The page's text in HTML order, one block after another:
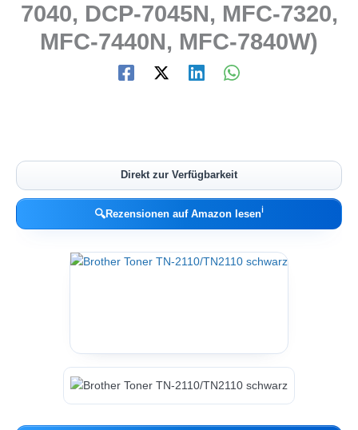
7040, DCP-7045N, MFC-7320,
MFC-7440N, MFC-7840W)
Direkt zur Verfügbarkeit
🔍Rezensionen auf Amazon lesenℹ︎